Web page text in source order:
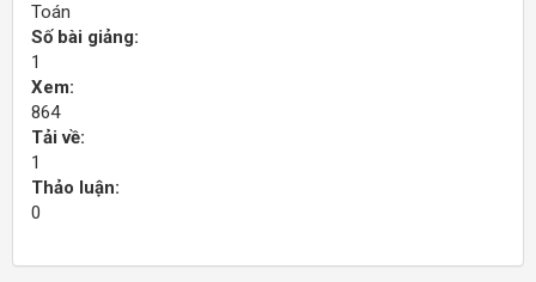
Toán
Số bài giảng:
1
Xem:
864
Tải về:
1
Thảo luận:
0